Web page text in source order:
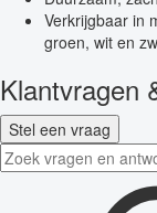
Verkrijgbaar in
groen, wit en
Klantvragen
Stel een vraag